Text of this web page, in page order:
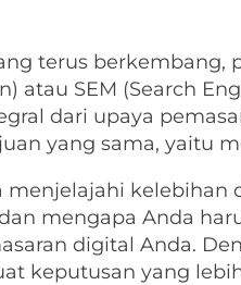
terus berkembang,
atau SEM (Search
dari upaya
yang sama, yaitu
menjelajahi
mengapa Anda
digital Anda.
keputusan yang